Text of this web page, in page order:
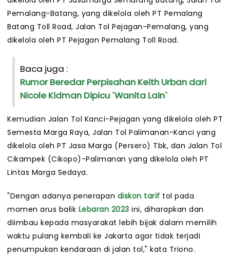
Pemalang-Batang, yang dikelola oleh PT Pemalang
Batang Toll Road, Jalan Tol Pejagan-Pemalang, yang
dikelola oleh PT Pejagan Pemalang Toll Road.
Baca juga :
Rumor Beredar Perpisahan Keith Urban dari
Nicole Kidman Dipicu `Wanita Lain`
Kemudian Jalan Tol Kanci-Pejagan yang dikelola oleh PT
Semesta Marga Raya, Jalan Tol Palimanan-Kanci yang
dikelola oleh PT Jasa Marga (Persero) Tbk, dan Jalan Tol
Cikampek (Cikopo)-Palimanan yang dikelola oleh PT
Lintas Marga Sedaya.
"Dengan adanya penerapan diskon tarif tol pada
momen arus balik Lebaran 2023 ini, diharapkan dan
diimbau kepada masyarakat lebih bijak dalam memilih
waktu pulang kembali ke Jakarta agar tidak terjadi
penumpukan kendaraan di jalan tol," kata Triono.